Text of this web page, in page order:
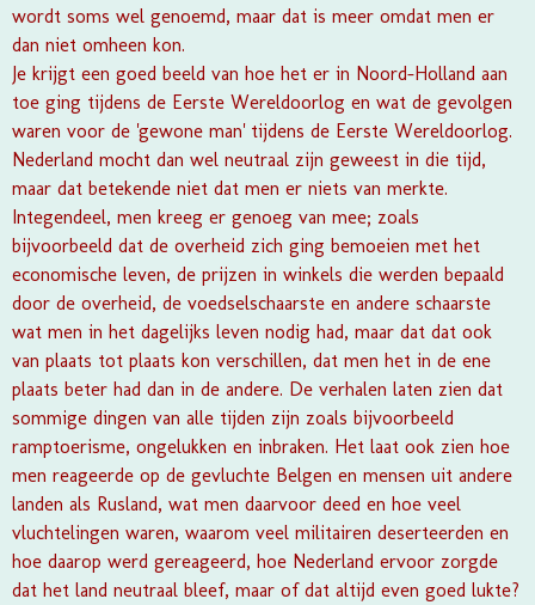
wordt soms wel genoemd, maar dat is meer omdat men er
dan niet omheen kon.
Je krijgt een goed beeld van hoe het er in Noord-Holland aan
toe ging tijdens de Eerste Wereldoorlog en wat de gevolgen
waren voor de 'gewone man' tijdens de Eerste Wereldoorlog.
Nederland mocht dan wel neutraal zijn geweest in die tijd,
maar dat betekende niet dat men er niets van merkte.
Integendeel, men kreeg er genoeg van mee; zoals
bijvoorbeeld dat de overheid zich ging bemoeien met het
economische leven, de prijzen in winkels die werden bepaald
door de overheid, de voedselschaarste en andere schaarste
wat men in het dagelijks leven nodig had, maar dat dat ook
van plaats tot plaats kon verschillen, dat men het in de ene
plaats beter had dan in de andere. De verhalen laten zien dat
sommige dingen van alle tijden zijn zoals bijvoorbeeld
ramptoerisme, ongelukken en inbraken. Het laat ook zien hoe
men reageerde op de gevluchte Belgen en mensen uit andere
landen als Rusland, wat men daarvoor deed en hoe veel
vluchtelingen waren, waarom veel militairen deserteerden en
hoe daarop werd gereageerd, hoe Nederland ervoor zorgde
dat het land neutraal bleef, maar of dat altijd even goed lukte?